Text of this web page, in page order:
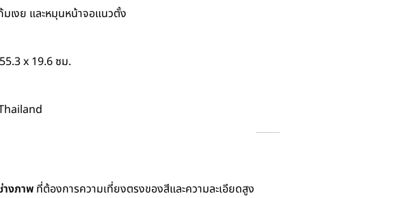
เงย และหมุนหน้าจอแนวตั้ง
x 19.6 ซม.
งภาพ ที่ต้องการความเที่ยงตรงของสีและความละเอียดสูง